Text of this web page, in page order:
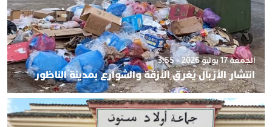
الجمعة 17 يوليو 2026 - 3:55
انتشار الأزبال يُغرق الأزقة والشوارع بمدينة الناظور